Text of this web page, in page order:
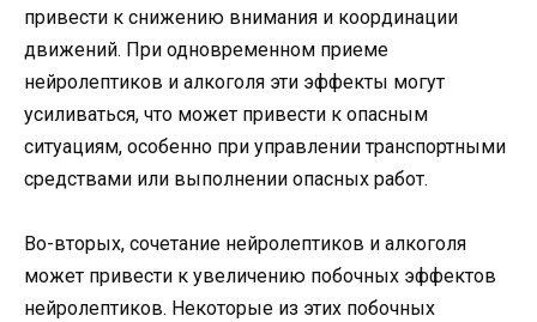
привести к снижению внимания и координации
движений. При одновременном приеме
нейролептиков и алкоголя эти эффекты могут
усиливаться, что может привести к опасным
ситуациям, особенно при управлении транспортными
средствами или выполнении опасных работ.
Во-вторых, сочетание нейролептиков и алкоголя
может привести к увеличению побочных эффектов
нейролептиков. Некоторые из этих побочных